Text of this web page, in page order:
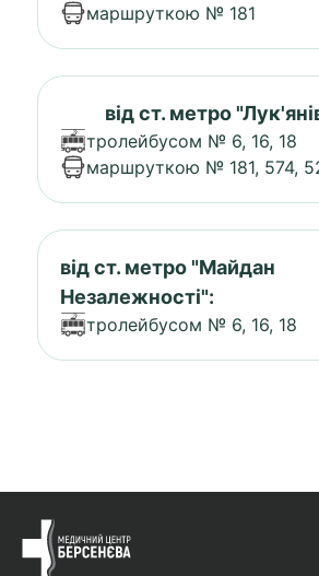
маршруткою № 181
від ст. метро
тролейбусом № 6, 16, 18
маршруткою № 181, 574,
від ст. метро "Майдан
Незалежності":
тролейбусом № 6, 16, 18